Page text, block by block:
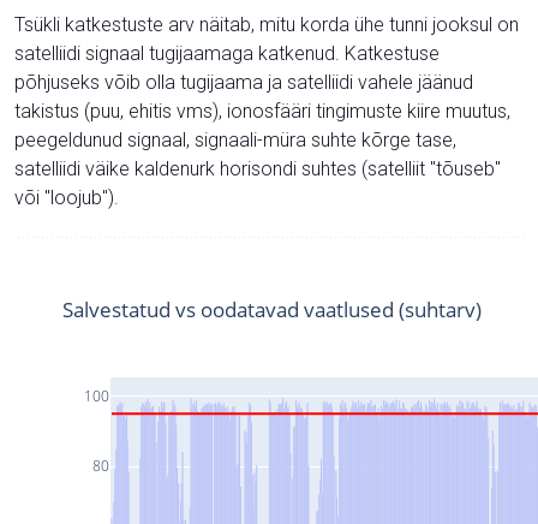
Tsükli katkestuste arv näitab, mitu korda ühe tunni jooksul on
satelliidi signaal tugijaamaga katkenud. Katkestuse
põhjuseks võib olla tugijaama ja satelliidi vahele jäänud
takistus (puu, ehitis vms), ionosfääri tingimuste kiire muutus,
peegeldunud signaal, signaali-müra suhte kõrge tase,
satelliidi väike kaldenurk horisondi suhtes (satelliit "tõuseb"
või "loojub").
80
100
Salvestatud vs oodatavad vaatlused (suhtarv)